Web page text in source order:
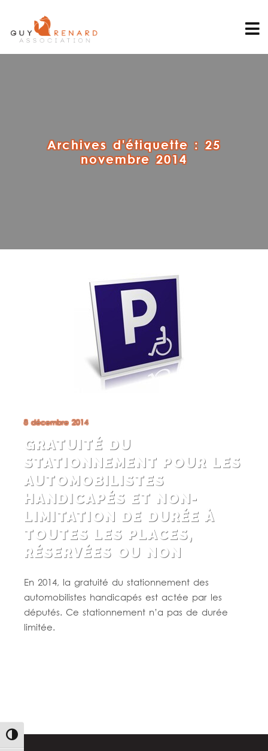
Passer en contraste élevé
Archives d'étiquette :25
novembre 2014
8 décembre 2014
GRATUITÉ DU
STATIONNEMENT POUR LES
AUTOMOBILISTES
HANDICAPÉS ET NON-
LIMITATION DE DURÉE À
TOUTES LES PLACES,
RÉSERVÉES OU NON
En 2014, la gratuité du stationnement des
automobilistes handicapés est actée par les
députés. Ce stationnement n’a pas de durée
limitée.